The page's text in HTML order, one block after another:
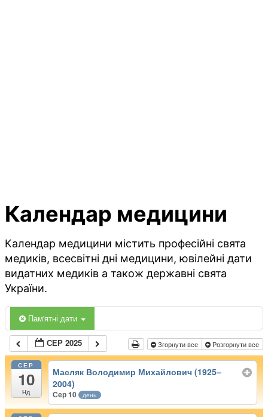
Календар медицини
Календар медицини містить професійні свята
медиків, всесвітні дні медицини, ювілейні дати
видатних медиків а також державні свята
України.
Пам'ятні дати
СЕР 2025 Згорнути все Розгорнути все
СЕР
10
Нд
Масляк Володимир Михайлович (1925–
2004)
Сер 10 день